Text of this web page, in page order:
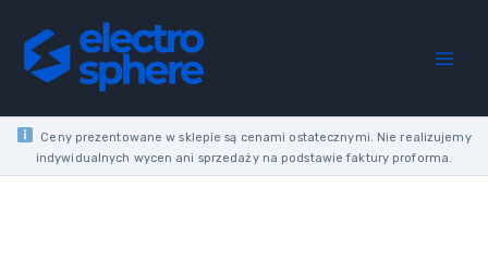
content
Ceny prezentowane w sklepie są cenami ostatecznymi. Nie realizujemy
indywidualnych wycen ani sprzedaży na podstawie faktury proforma.
IMPACT
WRENCH
1/2"
2575
RPM
881NM